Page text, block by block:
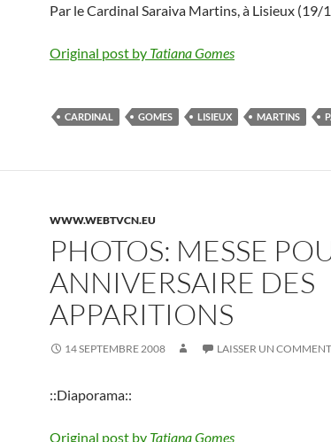
Par le Cardinal Saraiva Martins, à Lisieux (19/
Original post by Tatiana Gomes
CARDINAL GOMES LISIEUX MARTINS
WWW.WEBTVCN.EU
PHOTOS: MESSE
ANNIVERSAIRE DES
APPARITIONS
14 SEPTEMBRE 2008 LAISSER UN
::Diaporama::
Original post by Tatiana Gomes